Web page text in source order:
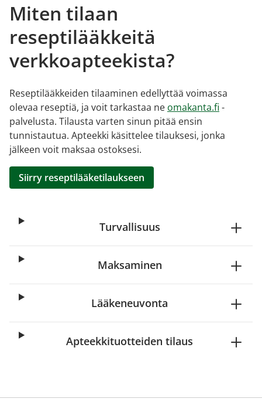
Miten tilaan
reseptilääkkeitä
verkkoapteekista?
Reseptilääkkeiden tilaaminen edellyttää voimassa
olevaa reseptiä, ja voit tarkastaa ne omakanta.fi -
palvelusta. Tilausta varten sinun pitää ensin
tunnistautua. Apteekki käsittelee tilauksesi, jonka
jälkeen voit maksaa ostoksesi.
Siirry reseptilääketilaukseen
Turvallisuus
Maksaminen
Lääkeneuvonta
Apteekkituotteiden tilaus